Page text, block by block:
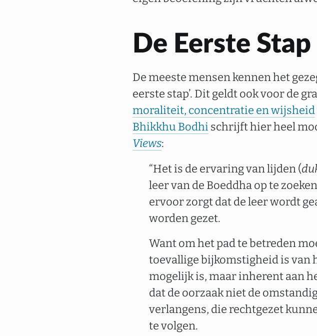
De Eerste Stap
De meeste mensen kennen het
eerste stap’. Dit geldt ook voor de
moraliteit, concentratie en wijsheid
Bhikkhu Bodhi schrijft hier heel
Views:
“Het is de ervaring van lijden (
leer van de Boeddha op te
ervoor zorgt dat de leer wordt
worden gezet.
Want om het pad te betreden
toevallige bijkomstigheid is van
mogelijk is, maar inherent aan
dat de oorzaak niet de
verlangens, die rechtgezet
te volgen.